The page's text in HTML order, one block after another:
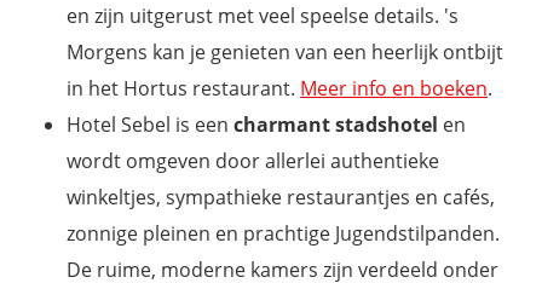
en zijn uitgerust met veel speelse details. 's
Morgens kan je genieten van een heerlijk ontbijt
in het Hortus restaurant. Meer info en boeken.
Hotel Sebel is een charmant stadshotel en
wordt omgeven door allerlei authentieke
winkeltjes, sympathieke restaurantjes en cafés,
zonnige pleinen en prachtige Jugendstilpanden.
De ruime, moderne kamers zijn verdeeld onder